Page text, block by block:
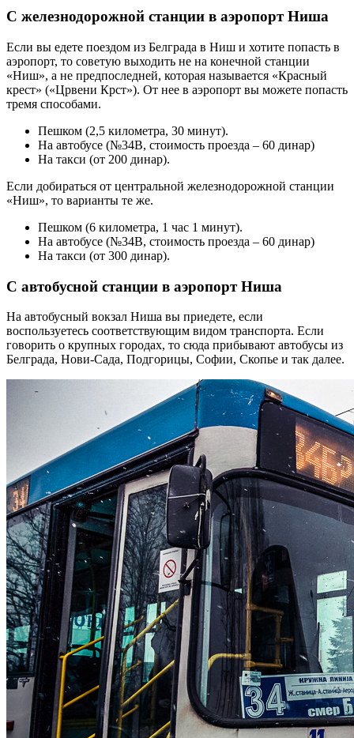
С железнодорожной станции в аэропорт Ниша
Если вы едете поездом из Белграда в Ниш и хотите попасть в
аэропорт, то советую выходить не на конечной станции
«Ниш», а не предпоследней, которая называется «Красный
крест» («Црвени Крст»). От нее в аэропорт вы можете попасть
тремя способами.
Пешком (2,5 километра, 30 минут).
На автобусе (№34B, стоимость проезда – 60 динар)
На такси (от 200 динар).
Если добираться от центральной железнодорожной станции
«Ниш», то варианты те же.
Пешком (6 километра, 1 час 1 минут).
На автобусе (№34B, стоимость проезда – 60 динар)
На такси (от 300 динар).
С автобусной станции в аэропорт Ниша
На автобусный вокзал Ниша вы приедете, если
воспользуетесь соответствующим видом транспорта. Если
говорить о крупных городах, то сюда прибывают автобусы из
Белграда, Нови-Сада, Подгорицы, Софии, Скопье и так далее.